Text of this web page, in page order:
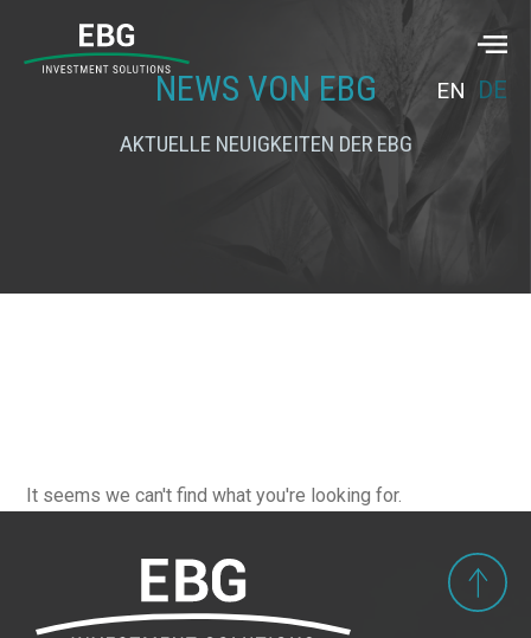
EN DE
NEWS VON EBG
AKTUELLE NEUIGKEITEN DER EBG
It seems we can't find what you're looking for.